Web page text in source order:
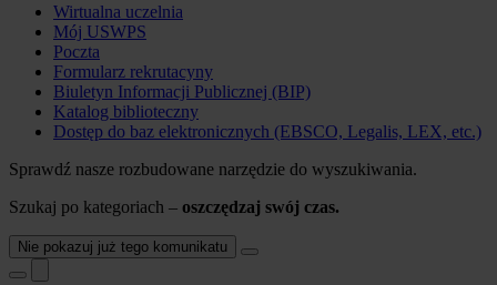
Wirtualna uczelnia
Mój USWPS
Poczta
Formularz rekrutacyny
Biuletyn Informacji Publicznej (BIP)
Katalog biblioteczny
Dostęp do baz elektronicznych (EBSCO, Legalis, LEX, etc.)
Sprawdź nasze rozbudowane narzędzie do wyszukiwania.
Szukaj po kategoriach – oszczędzaj swój czas.
Nie pokazuj już tego komunikatu